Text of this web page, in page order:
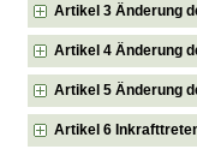
Artikel 3 Änderung
Artikel 4 Änderung
Artikel 5 Änderung
Artikel 6